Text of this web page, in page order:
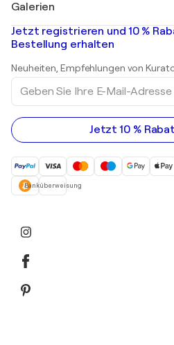
Banksy
Mr. Brainwash
Shepard Fairey
Abstrakte Gemälde zu verkaufen
Landschaftsgemälde
Drucke
Acrylgemälde
Galerien
Kunstgalerien in Deutschland
Kunstgalerien in Schweiz
Jetzt registrieren und 10 %
Bestellung erhalten
Neuheiten, Empfehlungen von
Geben
Sie
Ihre
E-
Mail-
Adresse
Jetzt 10 %
Banküberweisung